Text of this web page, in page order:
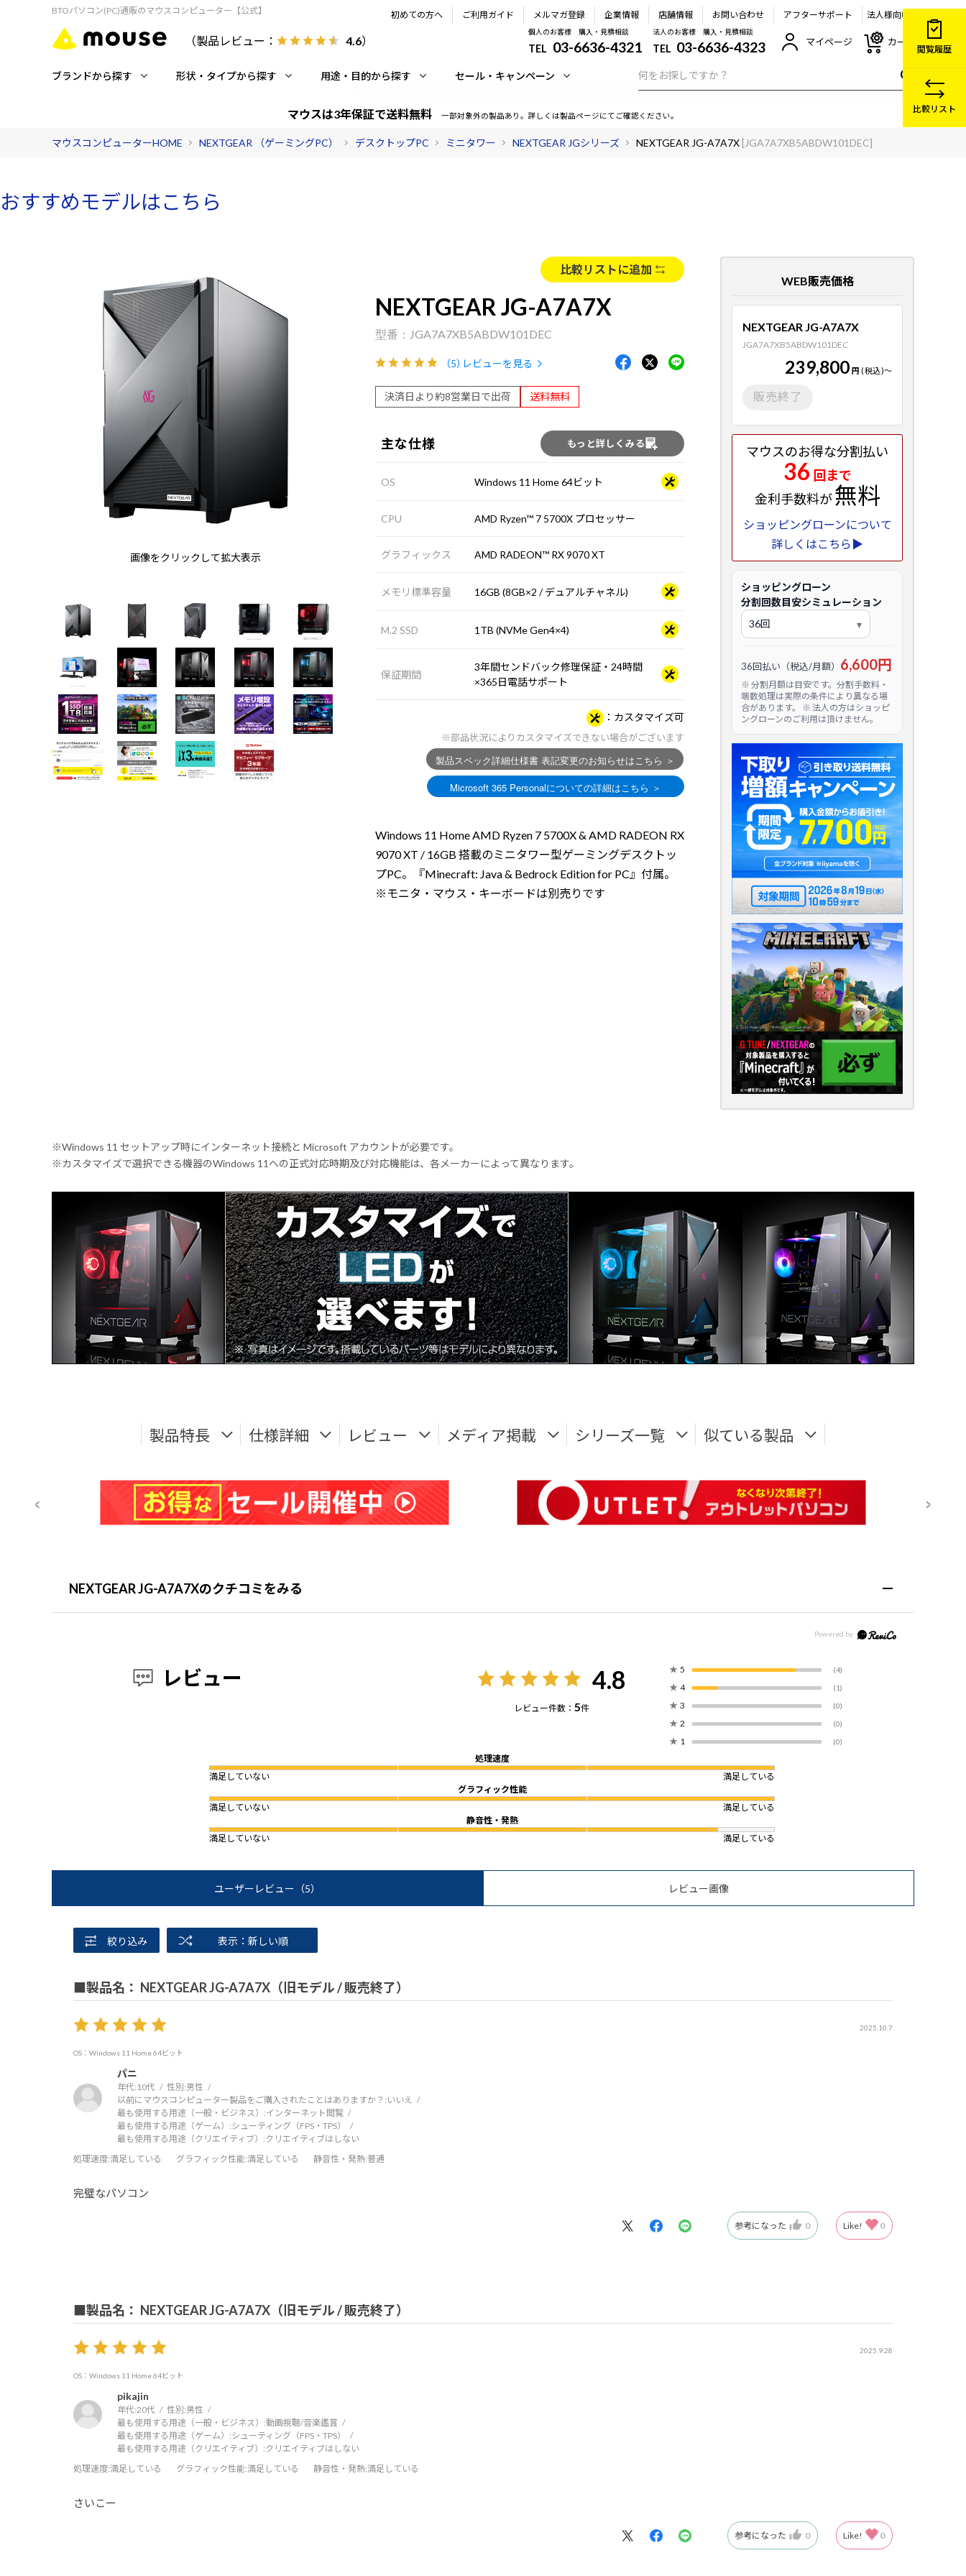
BTOパソコン(PC)通販のマウスコンピューター【公式】
（製品レビュー： 4.6）
初めての方へ ご利用ガイド メルマガ登録 企業情報 店舗情報 お問い合わせ アフターサポート 法人様向け
個人のお客様 購入・見積相談
TEL 03-6636-4321
法人のお客様 購入・見積相談
TEL 03-6636-4323 マイページ カート
ブランドから探す 形状・タイプから探す 用途・目的から探す セール・キャンペーン
マウスは3年保証で送料無料 一部対象外の製品あり。詳しくは製品ページにてご確認ください。
マウスコンピューターHOME NEXTGEAR （ゲーミングPC） デスクトップPC ミニタワー NEXTGEAR JGシリーズ NEXTGEAR JG-A7A7X [JGA7A7XB5ABDW101DEC]
おすすめモデルはこちら
画像をクリックして拡大表示
比較リストに追加
NEXTGEAR JG-A7A7X
JGA7A7XB5ABDW101DEC
（5）レビューを見る
決済日より約8営業日で出荷 送料無料
主な仕様 もっと詳しくみる
OS Windows 11 Home 64ビット
CPU AMD Ryzen™ 7 5700X プロセッサー
グラフィックス AMD RADEON™ RX 9070 XT
メモリ標準容量 16GB (8GB×2 / デュアルチャネル)
M.2 SSD 1TB (NVMe Gen4×4)
保証期間
3年間センドバック修理保証・24時間
×365日電話サポート
カスタマイズ可
※部品状況によりカスタマイズできない場合がございます
Windows 11 Home AMD Ryzen 7 5700X & AMD RADEON RX
9070 XT / 16GB 搭載のミニタワー型ゲーミングデスクトッ
プPC。『Minecraft: Java & Bedrock Edition for PC』付属。
※モニタ・マウス・キーボードは別売りです
WEB販売価格
NEXTGEAR JG-A7A7X
JGA7A7XB5ABDW101DEC
239,800 円 (税込)～
販売終了
マウスのお得な分割払い
36 回まで
金利手数料が無料
ショッピングローンについて
詳しくはこちら▶
ショッピングローン
分割回数目安シミュレーション
36回払い（税込/月額） 6,600円
※ 分割月額は目安です。分割手数料・
端数処理は実際の条件により異なる場
合があります。 ※ 法人の方はショッピ
ングローンのご利用は頂けません。
※Windows 11 セットアップ時にインターネット接続と Microsoft アカウントが必要です。
※カスタマイズで選択できる機器のWindows 11への正式対応時期及び対応機能は、各メーカーによって異なります。
製品特長 仕様詳細 レビュー メディア掲載 シリーズ一覧 似ている製品
NEXTGEAR JG-A7A7Xのクチコミをみる
レビュー 4.8
レビュー件数： 5件
★ 5 (4)
★ 4 (1)
★ 3 (0)
★ 2 (0)
★ 1 (0)
処理速度
満足していない
満足している
グラフィック性能
満足していない
満足している
静音性・発熱
満足していない
満足している
ユーザーレビュー （5） レビュー画像
絞り込み 表示：新しい順
■製品名： NEXTGEAR JG-A7A7X（旧モデル / 販売終了）
2025.10.7
OS：Windows 11 Home 64ビット
パニ
年代: 10代 性別:男性
以前にマウスコンピューター製品をご購入されたことはありますか？: いいえ
最も使用する用途（一般・ビジネス）:インターネット閲覧
最も使用する用途（ゲーム）:シューティング（FPS・TPS）
最も使用する用途（クリエイティブ）:クリエイティブはしない
処理速度:満足している グラフィック性能:満足している 静音性・発熱:普通
完璧なパソコン
参考になった 0 Like! 0
■製品名： NEXTGEAR JG-A7A7X（旧モデル / 販売終了）
2025.9.28
OS：Windows 11 Home 64ビット
pikajin
年代:20代 性別:男性
最も使用する用途（一般・ビジネス）:動画視聴/音楽鑑賞
最も使用する用途（ゲーム）:シューティング（FPS・TPS）
最も使用する用途（クリエイティブ）:クリエイティブはしない
処理速度:満足している グラフィック性能:満足している 静音性・発熱:満足している
さいこー
参考になった 0 Like! 0
閲覧履歴
比較リスト